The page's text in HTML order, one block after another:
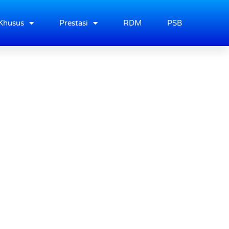
Prestasi RDM PSB